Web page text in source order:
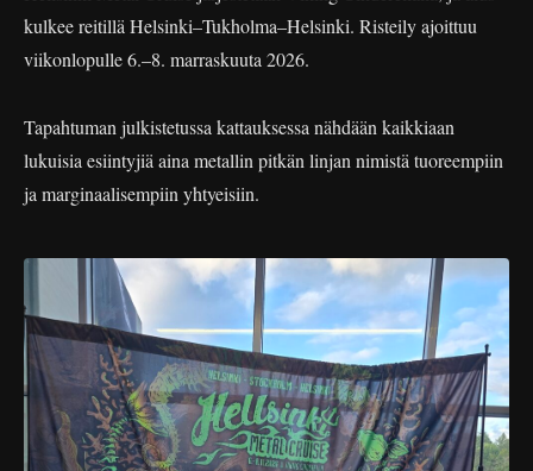
kulkee reitillä Helsinki–Tukholma–Helsinki. Risteily ajoittuu
viikonlopulle 6.–8. marraskuuta 2026.
Tapahtuman julkistetussa kattauksessa nähdään kaikkiaan
lukuisia esiintyjiä aina metallin pitkän linjan nimistä tuoreempiin
ja marginaalisempiin yhtyeisiin.